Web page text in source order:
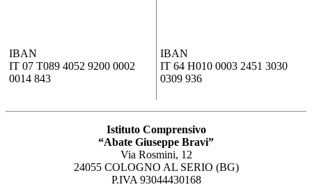
IBAN
IT 07 T089 4052 9200 0002
0014 843
IBAN
IT 64 H010 0003 2451 3030
0309 936
Istituto Comprensivo
“Abate Giuseppe Bravi”
Via Rosmini, 12
24055 COLOGNO AL SERIO (BG)
P.IVA 93044430168